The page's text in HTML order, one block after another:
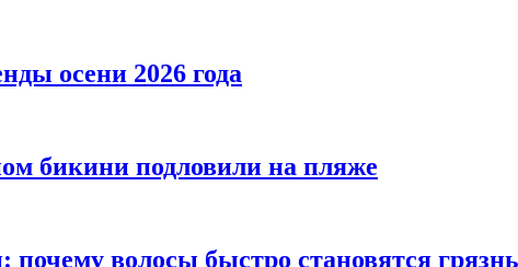
осени 2026 года
бикини подловили на пляже
почему волосы быстро становятся